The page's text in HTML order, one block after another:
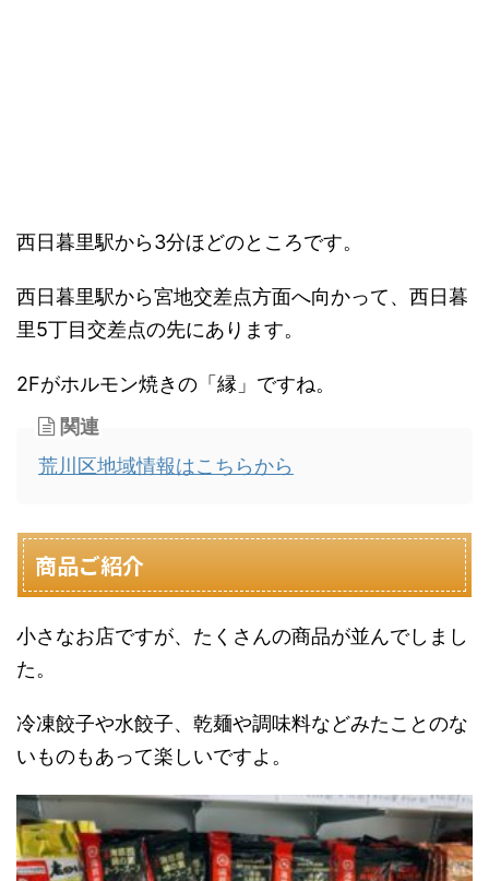
西日暮里駅から3分ほどのところです。
西日暮里駅から宮地交差点方面へ向かって、西日暮
里5丁目交差点の先にあります。
2Fがホルモン焼きの「縁」ですね。
関連
荒川区地域情報はこちらから
商品ご紹介
小さなお店ですが、たくさんの商品が並んでしまし
た。
冷凍餃子や水餃子、乾麺や調味料などみたことのな
いものもあって楽しいですよ。